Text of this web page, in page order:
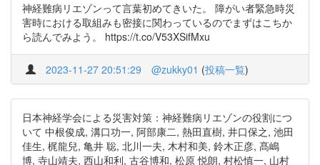
神経難病リエゾンって言葉初めてきいた。 障がい者緊急時災
害時における取組みも密接に関わっているのでまずはこちか
ら読んでみよう。 https://t.co/V53XSifMxu
2023-11-27 20:51:29 @zukky01 (投稿一覧)
日本神経学会による災害対策：神経難病リエゾンの役割につ
いて 中根俊成, 溝口功一, 阿部康二, 熱田直樹, 井口保之, 池田
佳生, 梶龍兒, 亀井 聡, 北川一夫, 木村和美, 鈴木正彦, 髙嶋
博, 寺山靖夫, 西山和利, 古谷博和, 松原 悦朗, 村松慎一, 山村